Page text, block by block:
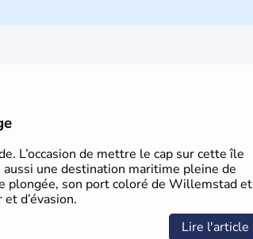
L’occasion de mettre le cap sur cette île
une destination maritime pleine de
plongée, son port coloré de Willemstad et
d’évasion.
Lire l'article